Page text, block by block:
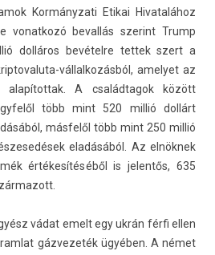
Kor­mányzati Etikai Hivatalához
vonat­kozó be­val­lás szerint Trump
dolláros bevételre tet­tek szert a
vállalkozásból, amelyet az
A család­tagok között
több mint 520 millió dollárt
másfelől több mint 250 millió
eladásából. Az elnöknek
értékesítéséből is jelen­tős, 635
vádat emelt egy ukrán férfi ellen
gáz­vezeték ügyében. A német